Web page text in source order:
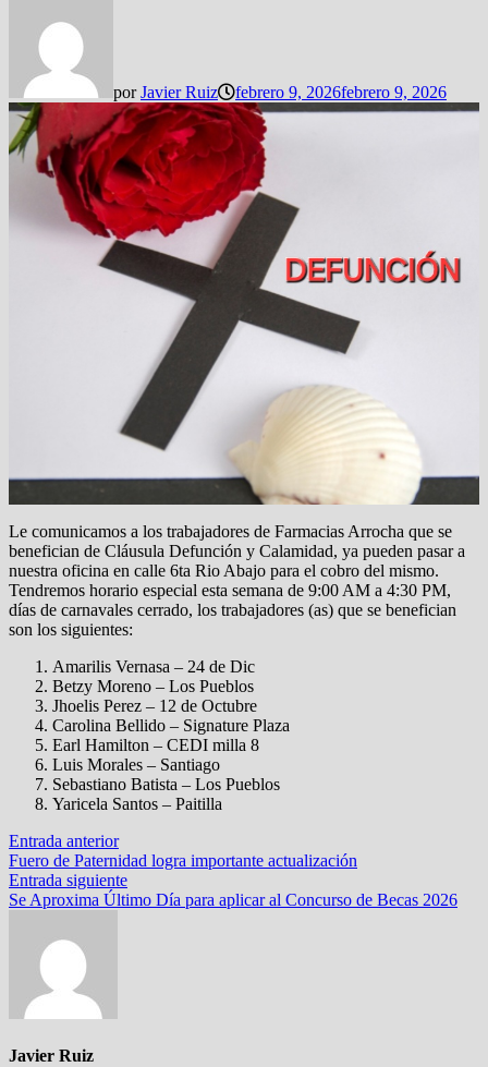
porJavier Ruiz febrero 9, 2026febrero 9, 2026
Le comunicamos a los trabajadores de Farmacias Arrocha que se
benefician de Cláusula Defunción y Calamidad, ya pueden pasar a
nuestra oficina en calle 6ta Rio Abajo para el cobro del mismo.
Tendremos horario especial esta semana de 9:00 AM a 4:30 PM,
días de carnavales cerrado, los trabajadores (as) que se benefician
son los siguientes:
Amarilis Vernasa – 24 de Dic
Betzy Moreno – Los Pueblos
Jhoelis Perez – 12 de Octubre
Carolina Bellido – Signature Plaza
Earl Hamilton – CEDI milla 8
Luis Morales – Santiago
Sebastiano Batista – Los Pueblos
Yaricela Santos – Paitilla
Navegación
de
entradas
Entrada anteriorEntrada
anterior:
Fuero de Paternidad logra importante actualización
Entrada siguienteEntrada
siguiente:
Se Aproxima Último Día para aplicar al Concurso de Becas 2026
Javier Ruiz